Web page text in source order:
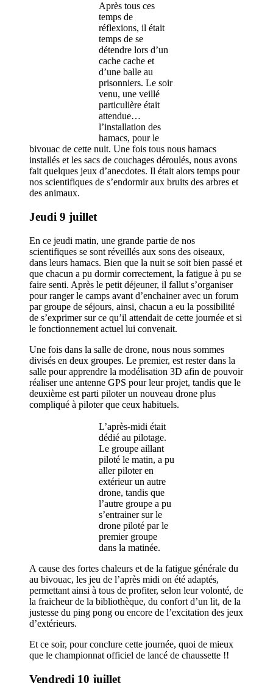
Après tous ces
temps de
réflexions, il était
temps de se
détendre lors d’un
cache cache et
d’une balle au
prisonniers. Le soir
venu, une veillé
particulière était
attendue…
l’installation des
hamacs, pour le
bivouac de cette nuit. Une fois tous nous hamacs
installés et les sacs de couchages déroulés, nous avons
fait quelques jeux d’anecdotes. Il était alors temps pour
nos scientifiques de s’endormir aux bruits des arbres et
des animaux.
Jeudi 9 juillet
En ce jeudi matin, une grande partie de nos
scientifiques se sont réveillés aux sons des oiseaux,
dans leurs hamacs. Bien que la nuit se soit bien passé et
que chacun a pu dormir correctement, la fatigue à pu se
faire senti. Après le petit déjeuner, il fallut s’organiser
pour ranger le camps avant d’enchainer avec un forum
par groupe de séjours, ainsi, chacun a eu la possibilité
de s’exprimer sur ce qu’il attendait de cette journée et si
le fonctionnement actuel lui convenait.
Une fois dans la salle de drone, nous nous sommes
divisés en deux groupes. Le premier, est rester dans la
salle pour apprendre la modélisation 3D afin de pouvoir
réaliser une antenne GPS pour leur projet, tandis que le
deuxième est parti piloter un nouveau drone plus
compliqué à piloter que ceux habituels.
L’après-midi était
dédié au pilotage.
Le groupe aillant
piloté le matin, a pu
aller piloter en
extérieur un autre
drone, tandis que
l’autre groupe a pu
s’entrainer sur le
drone piloté par le
premier groupe
dans la matinée.
A cause des fortes chaleurs et de la fatigue générale du
au bivouac, les jeu de l’après midi on été adaptés,
permettant ainsi à tous de profiter, selon leur volonté, de
la fraicheur de la bibliothèque, du confort d’un lit, de la
justesse du ping pong ou encore de l’excitation des jeux
d’extérieurs.
Et ce soir, pour conclure cette journée, quoi de mieux
que le championnat officiel de lancé de chaussette !!
Vendredi 10 juillet